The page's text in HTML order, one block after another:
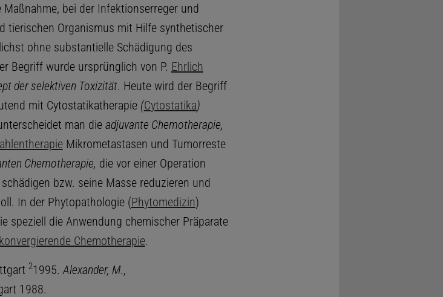
bei der Infektionserreger und
tierischen Organismus mit Hilfe synthetischer
ohne substantielle Schädigung des
Begriff wurde ursprünglich von P. Ehrlich
der selektiven Toxizität. Heute wird der Begriff
mit Cytostatikatherapie (Cytostatika)
man die adjuvante Chemotherapie,
Mikrometastasen und Tumorreste
Chemotherapie, die vor einer Operation
bzw. seine Masse reduzieren und
In der Phytopathologie (Phytomedizin)
speziell die Anwendung chemischer Präparate
konvergierende Chemotherapie.
21995. Alexander, M.,
1988.